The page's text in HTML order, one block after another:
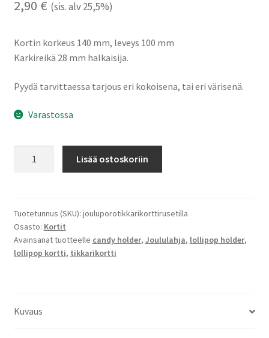
2,90 € (sis. alv 25,5%)
Kortin korkeus 140 mm, leveys 100 mm
Karkireikä 28 mm halkaisija.
Pyydä tarvittaessa tarjous eri kokoisena, tai eri värisenä.
Varastossa
määrä
Lisää ostoskoriin
Tuotetunnus (SKU): jouluporotikkarikorttirusetilla
Osasto: Kortit
Avainsanat tuotteelle candy holder, Joululahja, lollipop holder,
lollipop kortti, tikkarikortti
Kuvaus